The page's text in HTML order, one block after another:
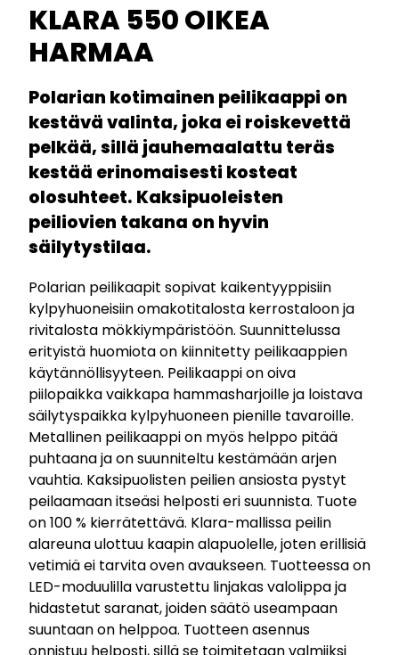
KLARA 550 OIKEA
HARMAA
Polarian kotimainen peilikaappi on
kestävä valinta, joka ei roiskevettä
pelkää, sillä jauhemaalattu teräs
kestää erinomaisesti kosteat
olosuhteet. Kaksipuoleisten
peiliovien takana on hyvin
säilytystilaa.
Polarian peilikaapit sopivat kaikentyyppisiin
kylpyhuoneisiin omakotitalosta kerrostaloon ja
rivitalosta mökkiympäristöön. Suunnittelussa
erityistä huomiota on kiinnitetty peilikaappien
käytännöllisyyteen. Peilikaappi on oiva
piilopaikka vaikkapa hammasharjoille ja loistava
säilytyspaikka kylpyhuoneen pienille tavaroille.
Metallinen peilikaappi on myös helppo pitää
puhtaana ja on suunniteltu kestämään arjen
vauhtia. Kaksipuolisten peilien ansiosta pystyt
peilaamaan itseäsi helposti eri suunnista. Tuote
on 100 % kierrätettävä. Klara-mallissa peilin
alareuna ulottuu kaapin alapuolelle, joten erillisiä
vetimiä ei tarvita oven avaukseen. Tuotteessa on
LED-moduulilla varustettu linjakas valolippa ja
hidastetut saranat, joiden säätö useampaan
suuntaan on helppoa. Tuotteen asennus
onnistuu helposti, sillä se toimitetaan valmiiksi